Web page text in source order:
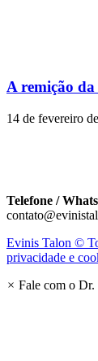
A remição
14 de fevereiro
Telefone /
Evinis Talon ©
privacidade e
× Fale com o